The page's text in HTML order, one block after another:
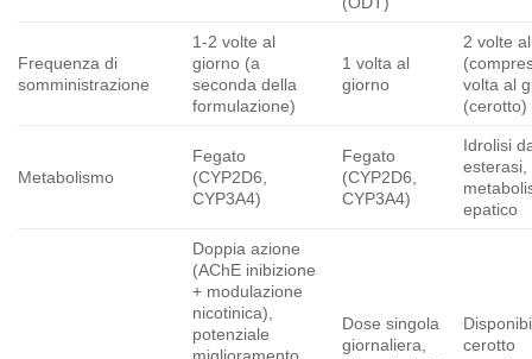
Frequenza di
somministrazione
1-2 volte al
giorno (a
seconda della
formulazione)
1 volta al
giorno
2 volte
volta al
(cerotto)
Metabolismo
Fegato
(CYP2D6,
CYP3A4)
Fegato
(CYP2D6,
CYP3A4)
Idrolisi
esterasi,
epatico
Doppia azione
(AChE inibizione
+ modulazione
nicotinica),
potenziale
miglioramento
Dose singola
giornaliera,
cerotto